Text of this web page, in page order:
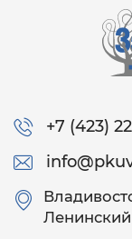
+7 (423)
Ленинский